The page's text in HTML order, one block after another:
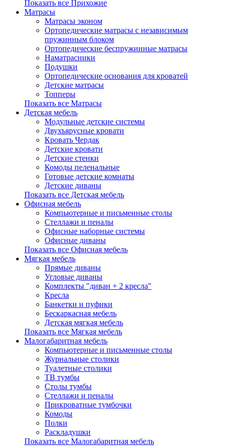
Показать все Прихожие
Матрасы
Матрасы эконом
Ортопедические матрасы с независимым
пружинным блоком
Ортопедические беспружинные матрасы
Наматрасники
Подушки
Ортопедические основания для кроватей
Детские матрасы
Топперы
Показать все Матрасы
Детская мебель
Модульные детские системы
Двухъярусные кровати
Кровать Чердак
Детские кровати
Детские стенки
Комоды пеленальные
Готовые детские комнаты
Детские диваны
Показать все Детская мебель
Офисная мебель
Компьютерные и письменные столы
Стеллажи и пеналы
Офисные наборные системы
Офисные диваны
Показать все Офисная мебель
Мягкая мебель
Прямые диваны
Угловые диваны
Комплекты "диван + 2 кресла"
Кресла
Банкетки и пуфики
Бескаркасная мебель
Детская мягкая мебель
Показать все Мягкая мебель
Малогабаритная мебель
Компьютерные и письменные столы
Журнальные столики
Туалетные столики
ТВ тумбы
Столы тумбы
Стеллажи и пеналы
Прикроватные тумбочки
Комоды
Полки
Раскладушки
Показать все Малогабаритная мебель